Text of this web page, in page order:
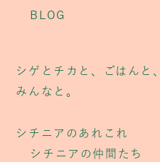
BLOG
シゲとチカと、ごはんと、
みんなと。
シチニアのあれこれ
シチニアの仲間たち